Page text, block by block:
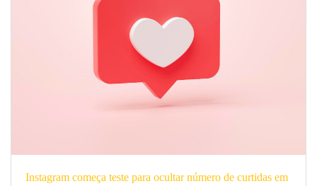
Instagram começa teste para ocultar número de curtidas em